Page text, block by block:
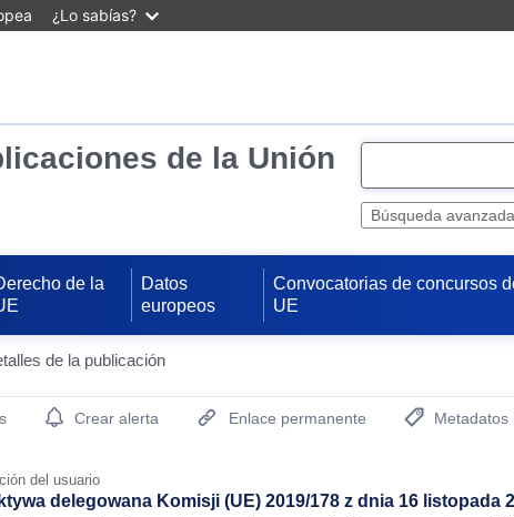
¿Lo sabías?
de la Unión
e
Búsqueda avanzada
de la
Datos
europeos
Convocatorias de concursos
UE
de la publicación
Portlet
Crear alerta Enlace permanente
Metadatos
del usuario
delegowana Komisji (UE) 2019/178 z dnia 16 listopada